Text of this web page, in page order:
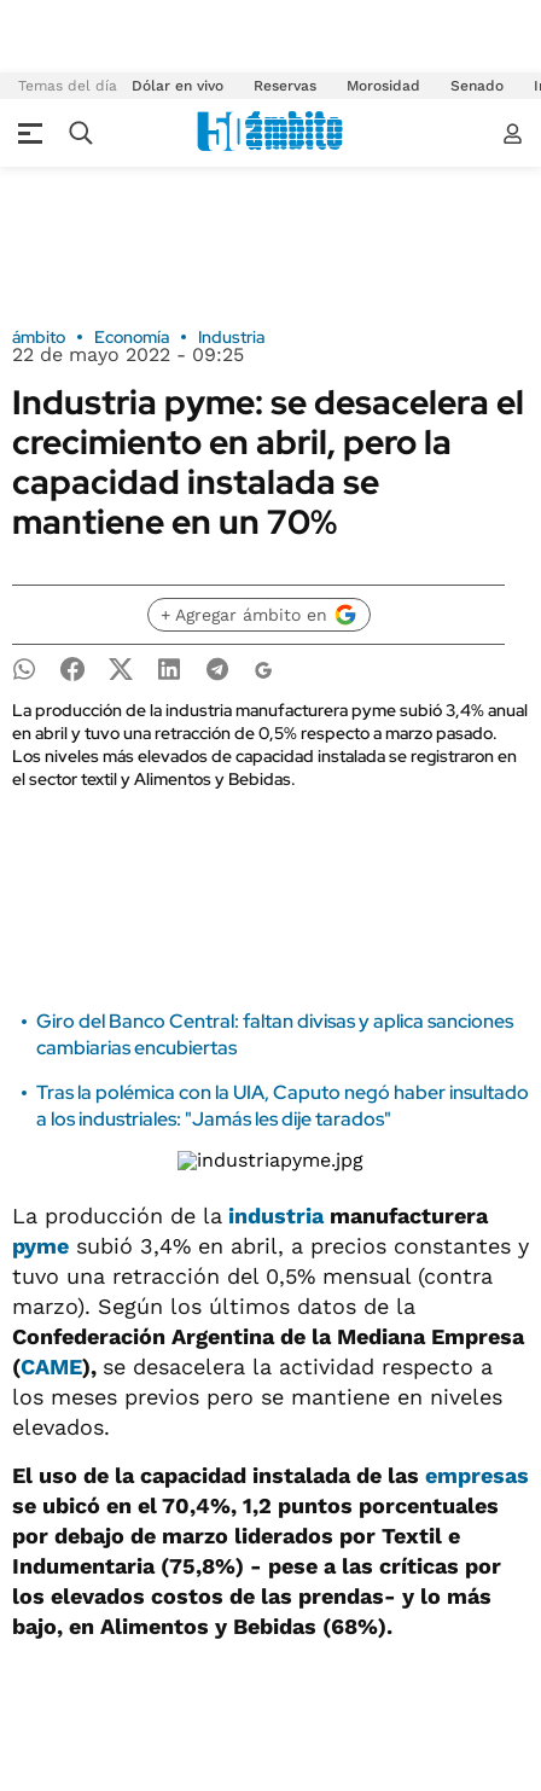
Temas del día Dólar en vivo Reservas Morosidad Senado
ámbito Economía Industria
22 de mayo 2022 - 09:25
Industria pyme: se desacelera el
crecimiento en abril, pero la
capacidad instalada se
mantiene en un 70%
+ Agregar ámbito en
La producción de la industria manufacturera pyme subió 3,4% anual
en abril y tuvo una retracción de 0,5% respecto a marzo pasado.
Los niveles más elevados de capacidad instalada se registraron en
el sector textil y Alimentos y Bebidas.
Giro del Banco Central: faltan divisas y aplica sanciones
cambiarias encubiertas
Tras la polémica con la UIA, Caputo negó haber insultado
a los industriales: "Jamás les dije tarados"
La producción de la industriamanufacturera
pyme subió 3,4% en abril, a precios constantes y
tuvo una retracción del 0,5% mensual (contra
marzo). Según los últimos datos de la
Confederación Argentina de la Mediana Empresa
(CAME), se desacelera la actividad respecto a
los meses previos pero se mantiene en niveles
elevados.
El uso de la capacidad instalada de las empresas
se ubicó en el 70,4%, 1,2 puntos porcentuales
por debajo de marzo liderados por Textil e
Indumentaria (75,8%) - pese a las críticas por
los elevados costos de las prendas- y lo más
bajo, en Alimentos y Bebidas (68%).